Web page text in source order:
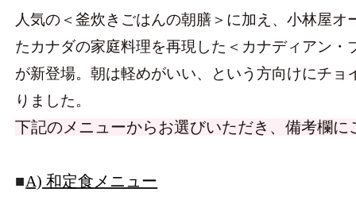
人気の＜釜炊きごはんの朝膳＞に加え、小林屋オ
たカナダの家庭料理を再現した＜カナディアン・
が新登場。朝は軽めがいい、という方向けにチョ
りました。
下記のメニューからお選びいただき、備考欄に
■A) 和定食メニュー